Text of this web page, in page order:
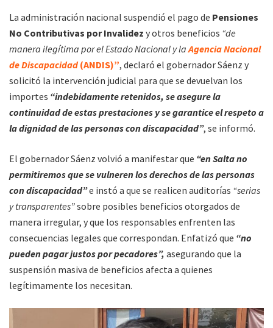
La administración nacional suspendió el pago de Pensiones
No Contributivas por Invalidez y otros beneficios “de
manera ilegítima por el Estado Nacional y laAgencia Nacional
de Discapacidad(ANDIS)”, declaró el gobernador Sáenz y
solicitó la intervención judicial para que se devuelvan los
importes “indebidamente retenidos, se asegure la
continuidad de estas prestaciones y se garantice el respeto a
la dignidad de las personas con discapacidad”, se informó.
El gobernador Sáenz volvió a manifestar que “en Salta no
permitiremos que se vulneren los derechos de las personas
con discapacidad”e instó a que se realicen auditorías “serias
y transparentes”sobre posibles beneficios otorgados de
manera irregular, y que los responsables enfrenten las
consecuencias legales que correspondan. Enfatizó que “no
pueden pagar justos por pecadores”, asegurando que la
suspensión masiva de beneficios afecta a quienes
legítimamente los necesitan.